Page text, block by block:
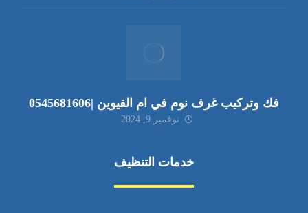
فك وتركيب غرف نوم في ام القيوين |0545681606
نوفمبر 9, 2024
خدمات التنظيف